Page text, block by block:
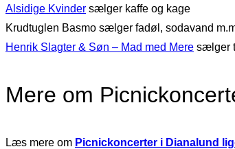
Alsidige Kvinder sælger kaffe og kage
Krudtuglen Basmo sælger fadøl, sodavand
Henrik Slagter & Søn – Mad med Mere sælger
Mere om
Læs mere om Picnickoncerter i Dianalund